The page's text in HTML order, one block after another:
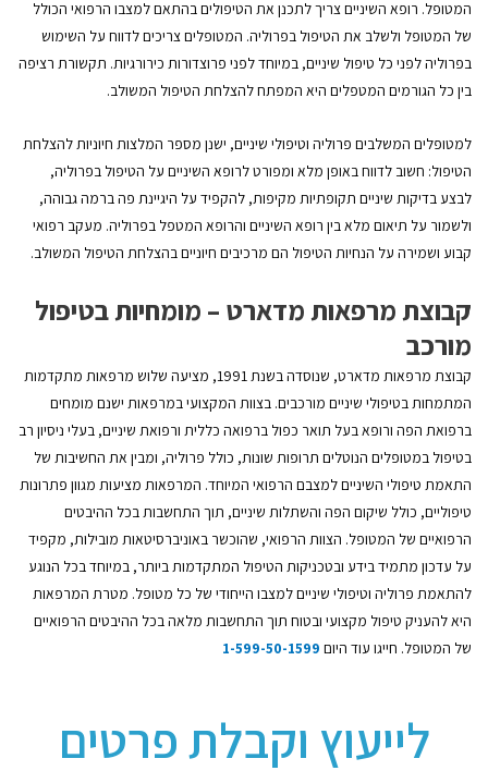
המטופל. רופא השיניים צריך לתכנן את הטיפולים בהתאם למצבו הרפואי הכולל
של המטופל ולשלב את הטיפול בפרוליה. המטופלים צריכים לדווח על השימוש
בפרוליה לפני כל טיפול שיניים, במיוחד לפני פרוצדורות כירורגיות. תקשורת רציפה
בין כל הגורמים המטפלים היא המפתח להצלחת הטיפול המשולב.
למטופלים המשלבים פרוליה וטיפולי שיניים, ישנן מספר המלצות חיוניות להצלחת
הטיפול: חשוב לדווח באופן מלא ומפורט לרופא השיניים על הטיפול בפרוליה,
לבצע בדיקות שיניים תקופתיות מקיפות, להקפיד על היגיינת פה ברמה גבוהה,
ולשמור על תיאום מלא בין רופא השיניים והרופא המטפל בפרוליה. מעקב רפואי
קבוע ושמירה על הנחיות הטיפול הם מרכיבים חיוניים בהצלחת הטיפול המשולב.
קבוצת מרפאות מדארט – מומחיות בטיפול
מורכב
קבוצת מרפאות מדארט, שנוסדה בשנת 1991, מציעה שלוש מרפאות מתקדמות
המתמחות בטיפולי שיניים מורכבים. בצוות המקצועי במרפאות ישנם מומחים
ברפואת הפה ורופא בעל תואר כפול ברפואה כללית ורפואת שיניים, בעלי ניסיון רב
בטיפול במטופלים הנוטלים תרופות שונות, כולל פרוליה, ומבין את החשיבות של
התאמת טיפולי השיניים למצבם הרפואי המיוחד. המרפאות מציעות מגוון פתרונות
טיפוליים, כולל שיקום הפה והשתלות שיניים, תוך התחשבות בכל ההיבטים
הרפואיים של המטופל. הצוות הרפואי, שהוכשר באוניברסיטאות מובילות, מקפיד
על עדכון מתמיד בידע ובטכניקות הטיפול המתקדמות ביותר, במיוחד בכל הנוגע
להתאמת פרוליה וטיפולי שיניים למצבו הייחודי של כל מטופל. מטרת המרפאות
היא להעניק טיפול מקצועי ובטוח תוך התחשבות מלאה בכל ההיבטים הרפואיים
של המטופל. חייגו עוד היום 1-599-50-1599​
לייעוץ וקבלת פרטים